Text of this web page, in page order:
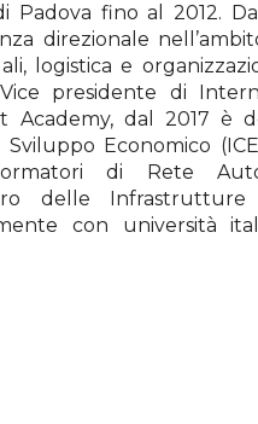
Padova fino al 2012.
direzionale
logistica e
presidente di
Academy, dal 2017 è
Economico
di Rete
delle
con università